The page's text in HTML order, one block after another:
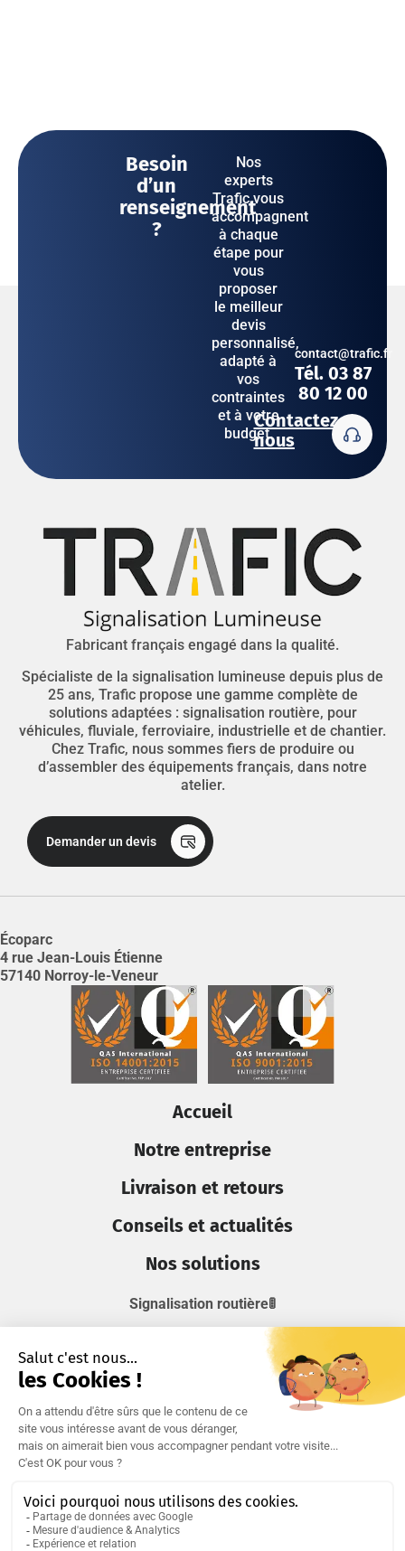
Besoin
d’un
renseignement
?
Nos
experts
Trafic vous
accompagnent
à chaque
étape pour
vous
proposer
le meilleur
devis
personnalisé,
adapté à
vos
contraintes
et à votre
budget.
Contactez-
nous
contact@trafic.fr
Tél. 03 87
80 12 00
Fabricant français engagé dans la qualité.
Spécialiste de la signalisation lumineuse depuis plus de
25 ans, Trafic propose une gamme complète de
solutions adaptées : signalisation routière, pour
véhicules, fluviale, ferroviaire, industrielle et de chantier.
Chez Trafic, nous sommes fiers de produire ou
d’assembler des équipements français, dans notre
atelier.
Demander un devis
Écoparc
4 rue Jean-Louis Étienne
57140 Norroy-le-Veneur
Accueil
Notre entreprise
Livraison et retours
Conseils et actualités
Nos solutions
Signalisation routière🚦
Signalisation pour véhicules ⚠️
Signalisation industrielle et temporaire ⚡
Signalisation fluviale et ferroviaire 🚥
Restez informés !